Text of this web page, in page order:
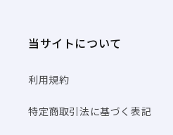
当サイトについて
利用規約
特定商取引法に基づく表記